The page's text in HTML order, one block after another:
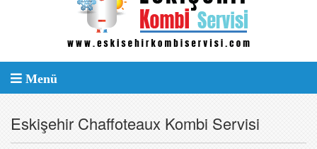
Menü
Eskişehir Chaffoteaux Kombi Servisi